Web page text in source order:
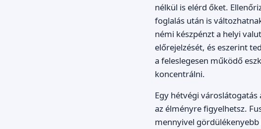
nélkül is elérd őket.
foglalás után is
némi készpénzt a helyi
előrejelzését, és eszerint
a feleslegesen működő
koncentrálni.
Egy hétvégi
az élményre figyelhetsz.
mennyivel